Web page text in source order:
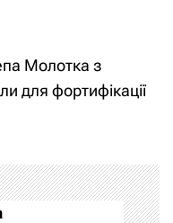
Молотка з
для фортифікації